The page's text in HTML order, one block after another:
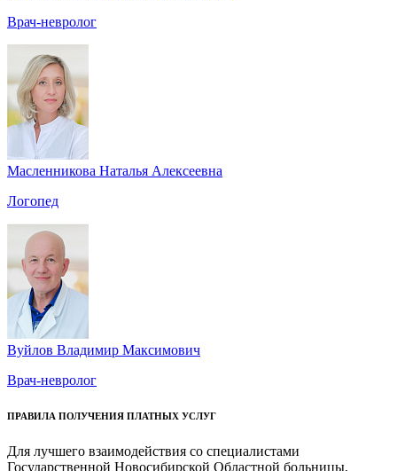
Врач-невролог
Масленникова Наталья Алексеевна
Логопед
Вуйлов Владимир Максимович
Врач-невролог
ПРАВИЛА ПОЛУЧЕНИЯ ПЛАТНЫХ УСЛУГ
Для лучшего взаимодействия со специалистами
Государственной Новосибирской Областной больницы,